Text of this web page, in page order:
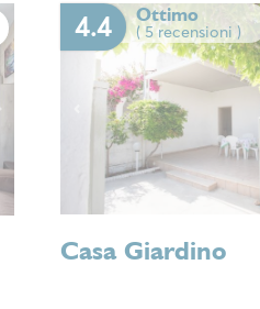
4.4 Ottimo
( 5 recensioni )
Previous
Casa Giardino